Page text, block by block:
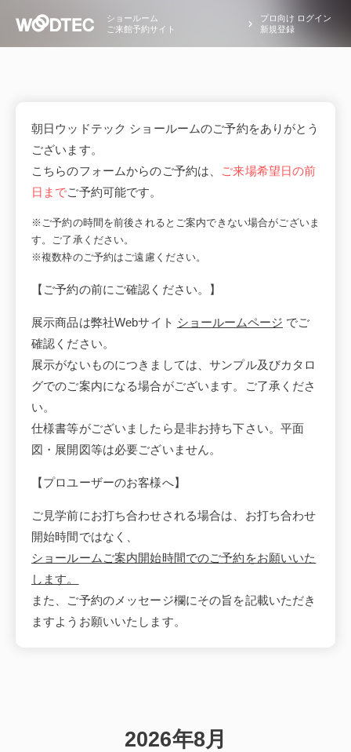
ショールーム
ご来館予約サイト
プロ向け ログイン
新規登録
朝日ウッドテック ショールームのご予約をありがとう
ございます。
こちらのフォームからのご予約は、
ご来場希望日の前
日までご予約可能です。
※ご予約の時間を前後されるとご案内できない場合がございま
す。ご了承ください。
※複数枠のご予約はご遠慮ください。
【ご予約の前にご確認ください。】
展示商品は弊社Webサイト ショールームページ でご
確認ください。
展示がないものにつきましては、サンプル及びカタロ
グでのご案内になる場合がございます。ご了承くださ
い。
仕様書等がございましたら是非お持ち下さい。平面
図・展開図等は必要ございません。
【プロユーザーのお客様へ】
ご見学前にお打ち合わせされる場合は、お打ち合わせ
開始時間ではなく、
ショールームご案内開始時間でのご予約をお願いいた
します。
また、ご予約のメッセージ欄にその旨を記載いただき
ますようお願いいたします。
2026年8月